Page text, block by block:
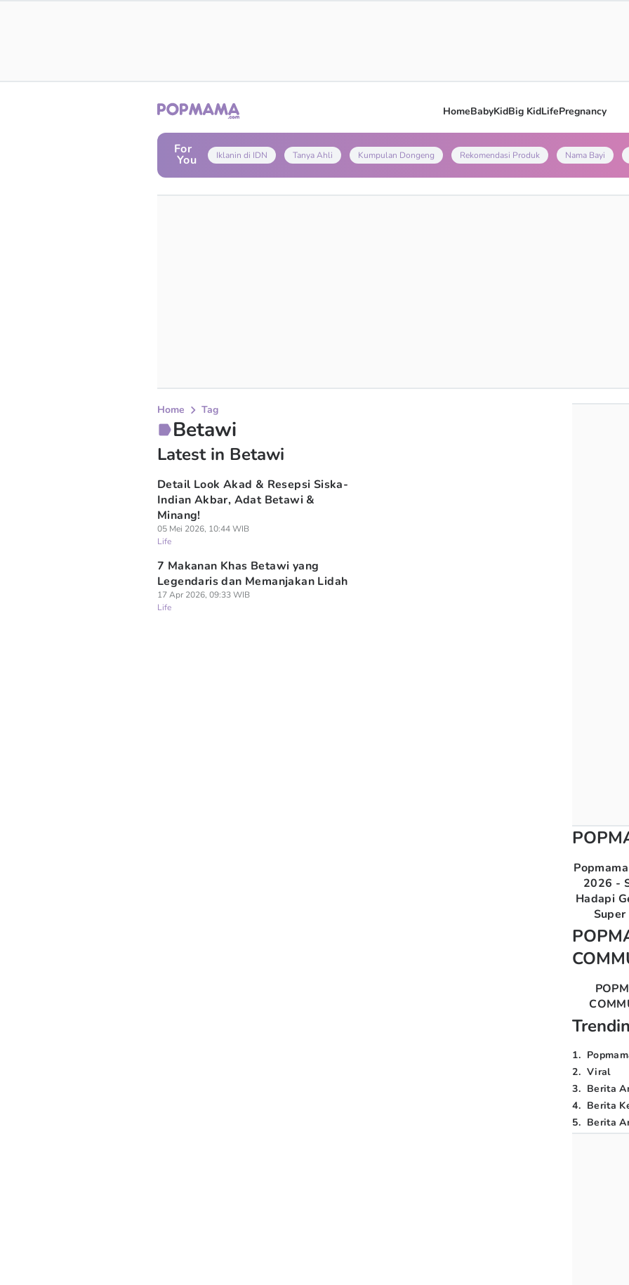
HomeBabyKidBig KidLifePregnancy
For
You Iklanin di IDN Tanya Ahli Kumpulan Dongeng Rekomendasi Produk Nama Bayi
Home Tag
Betawi
Latest in Betawi
Detail Look Akad & Resepsi Siska-
Indian Akbar, Adat Betawi &
Minang!
05 Mei 2026, 10:44 WIB
Life
7 Makanan Khas Betawi yang
Legendaris dan Memanjakan Lidah
17 Apr 2026, 09:33 WIB
Life
2026 -
Hadapi
1.
2. Viral
3. Berita
4. Berita
5. Berita